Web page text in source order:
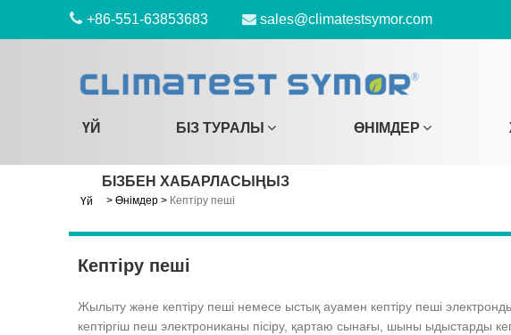
+86-551-63853683 sales@climatestsymor.com
ҮЙ БІЗ ТУРАЛЫ ӨНІМДЕР
БІЗБЕН ХАБАРЛАСЫҢЫЗ
Үй > Өнімдер > Кептіру пеші
Кептіру пеші
Жылыту және кептіру пеші немесе ыстық ауамен кептіру пеші
кептіргіш пеш электрониканы пісіру, қартаю сынағы, шыны ыдыстарды